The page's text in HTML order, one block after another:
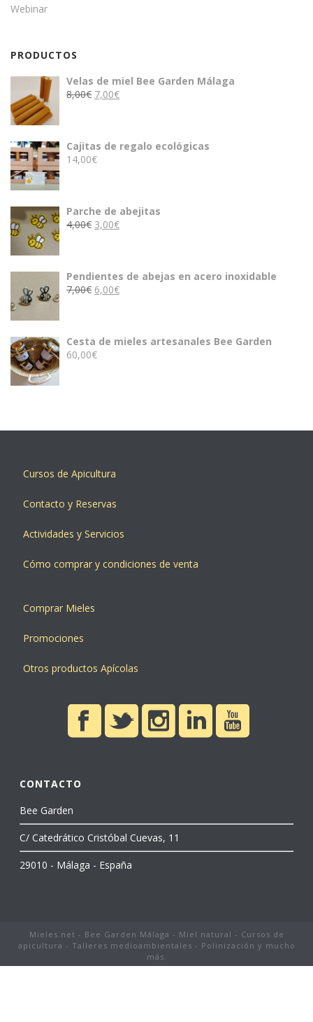
Webinar
PRODUCTOS
Velas de miel Bee Garden Málaga
8,00€ El
era:
8,00€.
7,00€El
es:
Cajitas de regalo ecológicas
14,00€
Parche de abejitas
4,00€ El
era:
4,00€.
3,00€El
es:
3,00€.
Pendientes de abejas en acero inoxidable
7,00€ El
era:
7,00€.
6,00€El
es:
Cesta de mieles artesanales Bee Garden
60,00€
Cursos de Apicultura
Contacto y Reservas
Actividades y Servicios
Cómo comprar y condiciones de venta
Comprar Mieles
Promociones
Otros productos Apícolas
CONTACTO
Bee Garden
C/ Catedrático Cristóbal Cuevas, 11
29010 - Málaga - España
Mieles.net - Bee Garden Málaga - Miel natural - Cursos de
apicultura - Talleres medioambientales - Polinización y mucho
más.